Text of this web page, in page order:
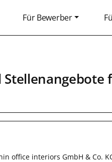
Für Bewerber
Stellenangebote
office interiors GmbH & Co.